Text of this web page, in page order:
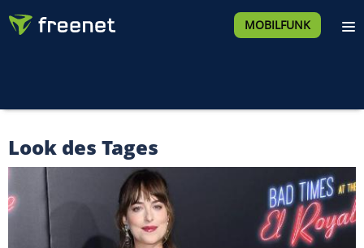
MOBILFUNK
Look des Tages